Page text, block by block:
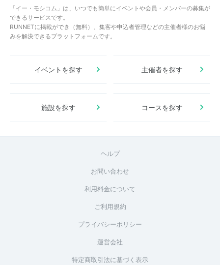
「イー・モシコム」は、いつでも簡単にイベントや会員・メンバーの募集が
できるサービスです。
RUNNETに掲載ができ（無料）、集客や申込者管理などの主催者様のお悩
みを解決できるプラットフォームです。
イベントを探す 主催者を探す
施設を探す コースを探す
ヘルプ
お問い合わせ
利用料金について
ご利用規約
プライバシーポリシー
運営会社
特定商取引法に基づく表示